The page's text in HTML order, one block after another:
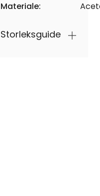
Materiale:
Storleksguide